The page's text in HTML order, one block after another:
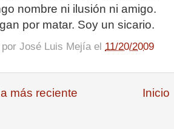
nombre ni ilusión ni amigo.
por matar. Soy un sicario.
José Luis Mejía el 11/20/2009
más reciente Inicio